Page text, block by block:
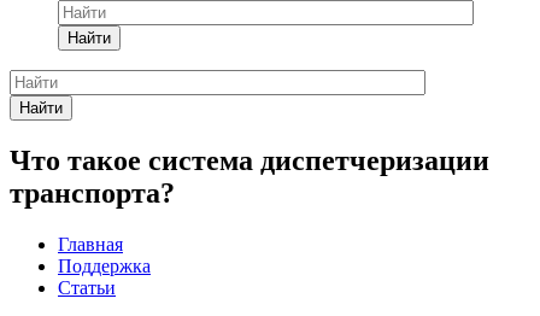
Найти
Найти
Что такое система диспетчеризации
транспорта?
Главная
Поддержка
Статьи